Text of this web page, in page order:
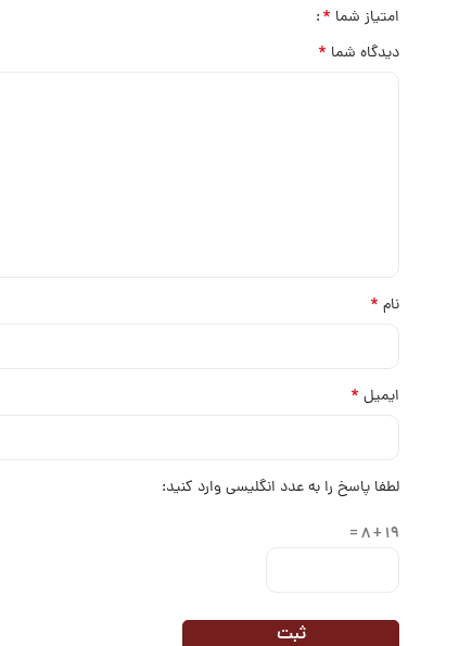
امتیاز شما *
دیدگاه شما *
نام *
ایمیل *
لطفا پاسخ را به عدد انگلیسی وارد کنید:
19 + 8 =